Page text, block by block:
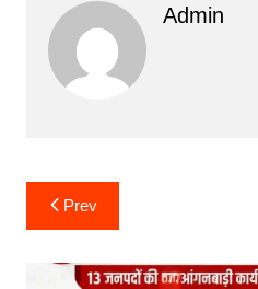
Admin
Post
navigation
Prev